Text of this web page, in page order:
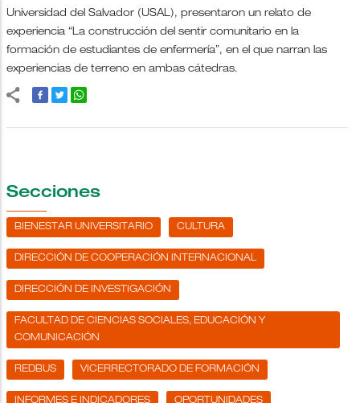
Universidad del Salvador (USAL), presentaron un relato de
experiencia “La construcción del sentir comunitario en la
formación de estudiantes de enfermería”, en el que narran las
experiencias de terreno en ambas cátedras.
Secciones
BIENESTAR UNIVERSITARIO CULTURA
DIRECCIÓN DE COOPERACIÓN INTERNACIONAL
DIRECCIÓN DE INVESTIGACIÓN
FACULTAD DE CIENCIAS SOCIALES, EDUCACIÓN Y
COMUNICACIÓN
REDBUS VICERRECTORADO DE FORMACIÓN
INFORMES E INDICADORES OPORTUNIDADES